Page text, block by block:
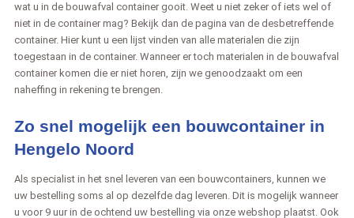
wat u in de bouwafval container gooit. Weet u niet zeker of iets wel of
niet in de container mag? Bekijk dan de pagina van de desbetreffende
container. Hier kunt u een lijst vinden van alle materialen die zijn
toegestaan in de container. Wanneer er toch materialen in de bouwafval
container komen die er niet horen, zijn we genoodzaakt om een
naheffing in rekening te brengen.
Zo snel mogelijk een bouwcontainer in
Hengelo Noord
Als specialist in het snel leveren van een bouwcontainers, kunnen we
uw bestelling soms al op dezelfde dag leveren. Dit is mogelijk wanneer
u voor 9 uur in de ochtend uw bestelling via onze webshop plaatst. Ook